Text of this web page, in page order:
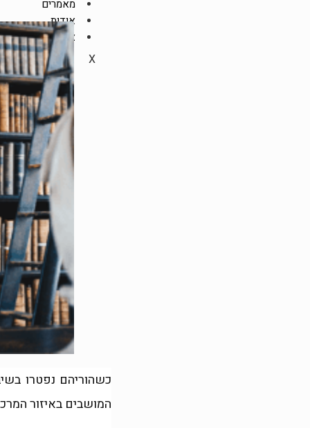
מאמרים
אודות
צור קשר
X
כשהוריהם נפטרו
המושבים באיזור